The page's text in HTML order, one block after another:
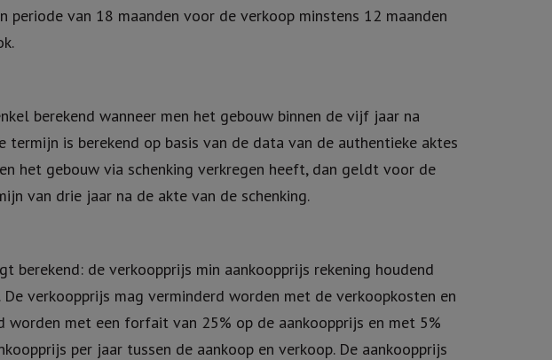
periode van 18 maanden voor de verkoop minstens 12 maanden
berekend wanneer men het gebouw binnen de vijf jaar na
termijn is berekend op basis van de data van de authentieke aktes
het gebouw via schenking verkregen heeft, dan geldt voor de
van drie jaar na de akte van de schenking.
berekend: de verkoopprijs min aankoopprijs rekening houdend
verkoopprijs mag verminderd worden met de verkoopkosten en
worden met een forfait van 25% op de aankoopprijs en met 5%
per jaar tussen de aankoop en verkoop. De aankoopprijs